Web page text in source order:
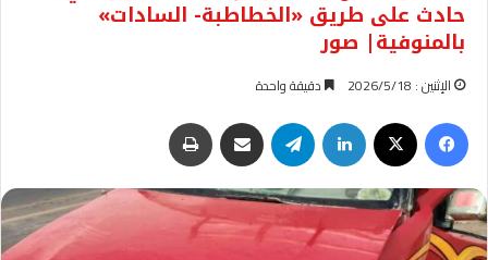
حادث على طريق «الخطاطبة- السادات»
بالمنوفية| صور
الإثنين : 2026/5/18 دقيقة واحدة
فيسبوك لينكدإن تيلقرام مشاركة عبر البريد